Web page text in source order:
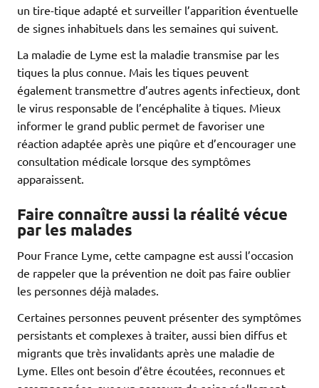
un tire-tique adapté et surveiller l’apparition éventuelle
de signes inhabituels dans les semaines qui suivent.
La maladie de Lyme est la maladie transmise par les
tiques la plus connue. Mais les tiques peuvent
également transmettre d’autres agents infectieux, dont
le virus responsable de l’encéphalite à tiques. Mieux
informer le grand public permet de favoriser une
réaction adaptée après une piqûre et d’encourager une
consultation médicale lorsque des symptômes
apparaissent.
Faire connaître aussi la réalité vécue
par les malades
Pour France Lyme, cette campagne est aussi l’occasion
de rappeler que la prévention ne doit pas faire oublier
les personnes déjà malades.
Certaines personnes peuvent présenter des symptômes
persistants et complexes à traiter, aussi bien diffus et
migrants que très invalidants après une maladie de
Lyme. Elles ont besoin d’être écoutées, reconnues et